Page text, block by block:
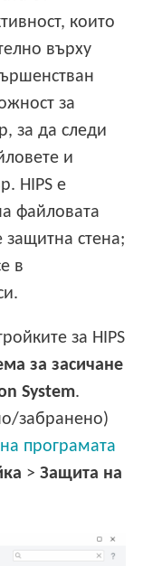
които
върху
за
за да следи
и
HIPS е
файловата
стена;
в
за HIPS
за засичане
System.
забранено)
програмата
>Защита на